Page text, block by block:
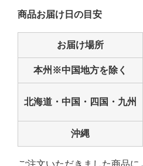
商品お届け日の目安
お届け場所
本州 ※中国地方を除く
北海道・中国・四国・九州
沖縄